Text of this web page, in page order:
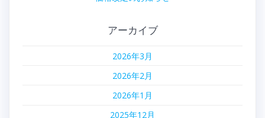
アーカイブ
2026年3月
2026年2月
2026年1月
2025年12月